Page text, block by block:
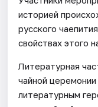
историей
русского
свойствах этого
Литературная
чайной церемонии
литературным